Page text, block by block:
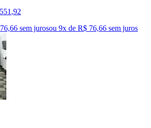
551 ,92
sem jurosou 9x de R$ 76,66 sem juros